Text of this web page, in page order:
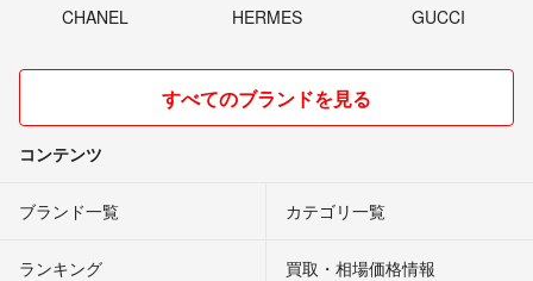
CHANEL HERMES GUCCI
すべてのブランドを見る
コンテンツ
ブランド一覧 カテゴリ一覧
ランキング 買取・相場価格情報